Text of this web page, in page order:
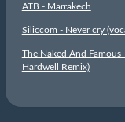
ATB - Marrakech
Siliccom - Never cry
The Naked And Famous
Hardwell Remix)